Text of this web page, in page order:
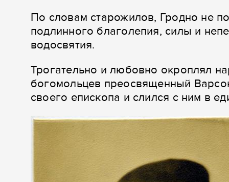
По словам старожилов, Гродно не
подлинного благолепия, силы и
водосвятия.
Трогательно и любовно окроплял
богомольцев преосвященный
своего епископа и слился с ним в